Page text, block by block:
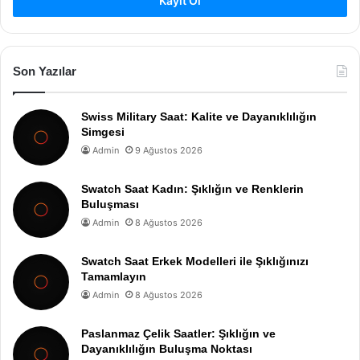
Son Yazılar
Swiss Military Saat: Kalite ve Dayanıklılığın
Simgesi
Admin 9 Ağustos 2026
Swatch Saat Kadın: Şıklığın ve Renklerin
Buluşması
Admin 8 Ağustos 2026
Swatch Saat Erkek Modelleri ile Şıklığınızı
Tamamlayın
Admin 8 Ağustos 2026
Paslanmaz Çelik Saatler: Şıklığın ve
Dayanıklılığın Buluşma Noktası